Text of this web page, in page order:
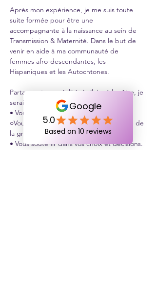
Après mon expérience, je me suis toute
suite formée pour être une
accompagnante à la naissance au sein de
Transmission & Maternité. Dans le but de
venir en aide à ma communauté de
femmes afro-descendantes, les
Hispaniques et les Autochtones.
Partageant une réalité similaire à la vôtre, je
serai en mesure de :
• Vous apporter un soutien émotionnel.
○Vous accompagner dans chaque étape de
la grossesse.
• Vous soutenir dans vos choix et décisions.